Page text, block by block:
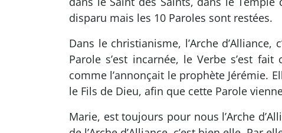
disparu mais les 10 Paroles sont restées.
Dans le christianisme, l’Arche
Parole s’est incarnée, le Verbe s’est
comme l’annonçait le prophète Jérémie.
le Fils de Dieu, afin que cette Parole
Marie, est toujours pour nous l’Arche